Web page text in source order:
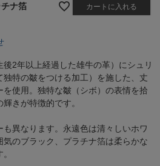
ナ箔 カートに入れる
後2年以上経過した雄牛の革）にシュリ
特の皺をつける加工）を施した、丈
使用。独特な皺（シボ）の表情を拾
きが特徴的です。
異なります。永遠色は清々しいホワ
のブラック、プラチナ箔は柔らかな